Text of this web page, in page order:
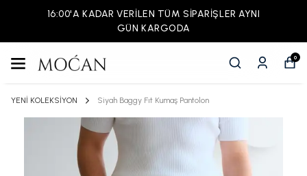
16:00'A KADAR VERİLEN TÜM SİPARİŞLER AYNI
GÜN KARGODA
0
YENİ KOLEKSİYON Siyah Baggy Fıt Kumaş Pantolon